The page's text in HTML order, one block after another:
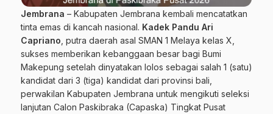
Jembrana – Kabupaten Jembrana kembali mencatatkan
tinta emas di kancah nasional. Kadek Pandu Ari
Capriano , putra daerah asal SMAN 1 Melaya kelas X,
sukses memberikan kebanggaan besar bagi Bumi
Makepung setelah dinyatakan lolos sebagai salah 1 (satu)
kandidat dari 3 (tiga) kandidat dari provinsi bali,
perwakilan Kabupaten Jembrana untuk mengikuti seleksi
lanjutan Calon Paskibraka (Capaska) Tingkat Pusat